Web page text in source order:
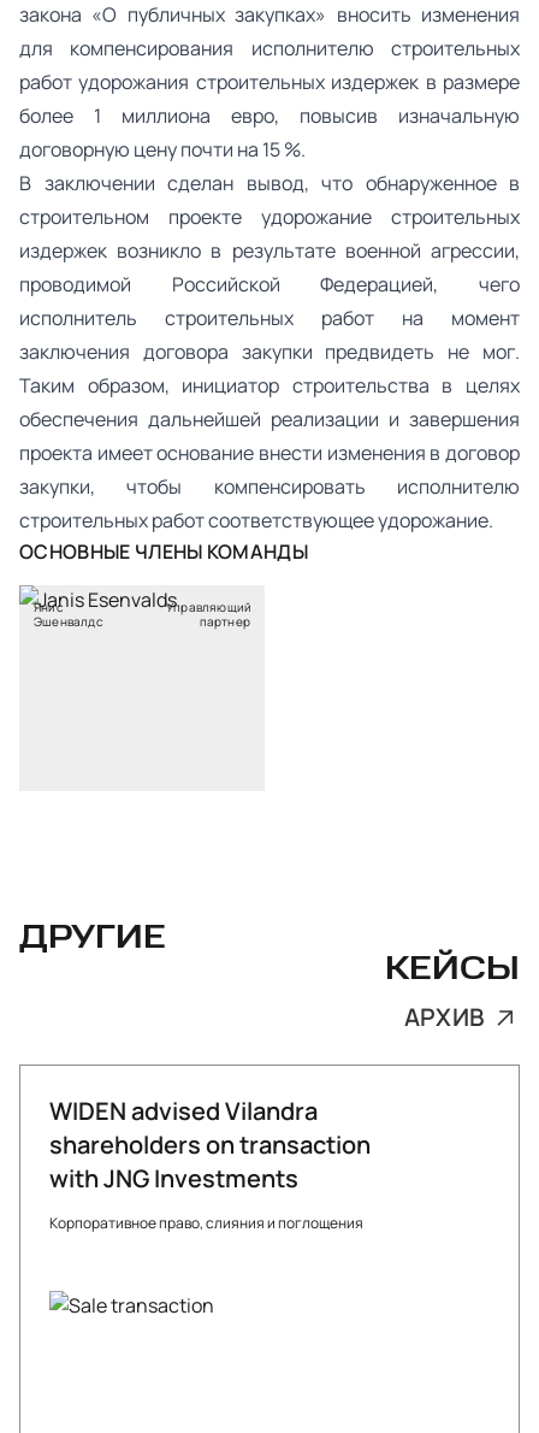
закона «О публичных закупках» вносить изменения
для компенсирования исполнителю строительных
работ удорожания строительных издержек в размере
более 1 миллиона евро, повысив изначальную
договорную цену почти на 15 %.
В заключении сделан вывод, что обнаруженное в
строительном проекте удорожание строительных
издержек возникло в результате военной агрессии,
проводимой Российской Федерацией, чего
исполнитель строительных работ на момент
заключения договора закупки предвидеть не мог.
Таким образом, инициатор строительства в целях
обеспечения дальнейшей реализации и завершения
проекта имеет основание внести изменения в договор
закупки, чтобы компенсировать исполнителю
строительных работ соответствующее удорожание.
ОСНОВНЫЕ ЧЛЕНЫ КОМАНДЫ
Янис
Эшенвалдс
Управляющий
партнер
ДРУГИЕ
КЕЙСЫ
АРХИВ
WIDEN advised Vilandra
shareholders on transaction
with JNG Investments
Корпоративное право, слияния и поглощения